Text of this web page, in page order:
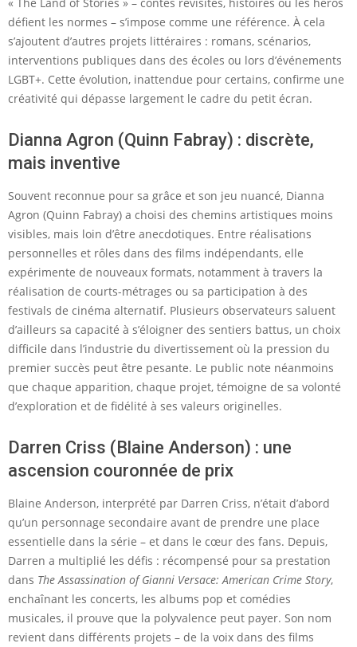
défient les normes – s’impose comme une référence. À cela
s’ajoutent d’autres projets littéraires : romans, scénarios,
interventions publiques dans des écoles ou lors d’événements
LGBT+. Cette évolution, inattendue pour certains, confirme une
créativité qui dépasse largement le cadre du petit écran.
Dianna Agron (Quinn Fabray) : discrète,
mais inventive
Souvent reconnue pour sa grâce et son jeu nuancé, Dianna
Agron (Quinn Fabray) a choisi des chemins artistiques moins
visibles, mais loin d’être anecdotiques. Entre réalisations
personnelles et rôles dans des films indépendants, elle
expérimente de nouveaux formats, notamment à travers la
réalisation de courts-métrages ou sa participation à des
festivals de cinéma alternatif. Plusieurs observateurs saluent
d’ailleurs sa capacité à s’éloigner des sentiers battus, un choix
difficile dans l’industrie du divertissement où la pression du
premier succès peut être pesante. Le public note néanmoins
que chaque apparition, chaque projet, témoigne de sa volonté
d’exploration et de fidélité à ses valeurs originelles.
Darren Criss (Blaine Anderson) : une
ascension couronnée de prix
Blaine Anderson, interprété par Darren Criss, n’était d’abord
qu’un personnage secondaire avant de prendre une place
essentielle dans la série – et dans le cœur des fans. Depuis,
Darren a multiplié les défis : récompensé pour sa prestation
dans The Assassination of Gianni Versace: American Crime Story,
enchaînant les concerts, les albums pop et comédies
musicales, il prouve que la polyvalence peut payer. Son nom
revient dans différents projets – de la voix dans des films